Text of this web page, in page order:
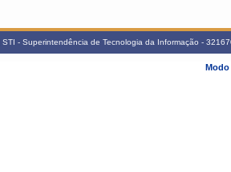
STI - Superintendência de Tecnologia da Informação -
Modo